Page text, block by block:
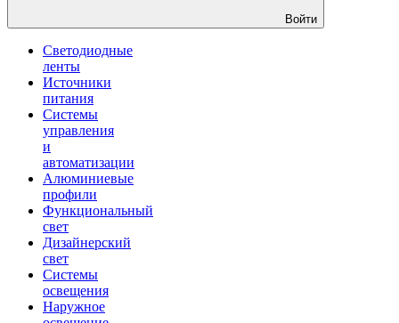
Войти
Светодиодные
ленты
Источники
питания
Системы
управления
и
автоматизации
Алюминиевые
профили
Функциональный
свет
Дизайнерский
свет
Системы
освещения
Наружное